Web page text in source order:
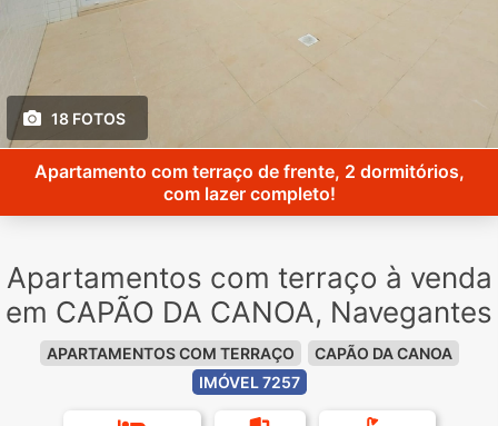
18 FOTOS
Apartamento com terraço de frente, 2 dormitórios,
com lazer completo!
Apartamentos com terraço à venda
em CAPÃO DA CANOA, Navegantes
APARTAMENTOS COM TERRAÇO
CAPÃO DA CANOA
IMÓVEL 7257